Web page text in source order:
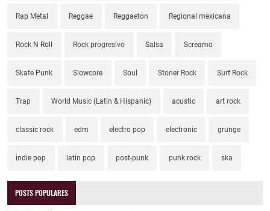
Rap Metal Reggae Reggaeton Regional mexicana
Rock N Roll Rock progresivo Salsa Screamo
Skate Punk Slowcore Soul Stoner Rock Surf Rock
Trap World Music (Latin & Hispanic) acustic art rock
classic rock edm electro pop electronic grunge
indie pop latin pop post-punk punk rock ska
POSTS POPULARES